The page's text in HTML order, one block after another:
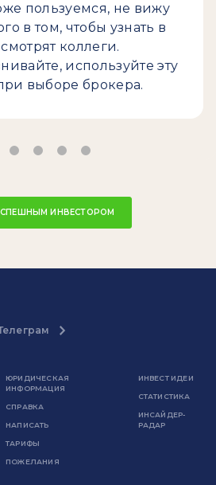
пользуемся, не вижу
в том, чтобы узнать в
коллеги.
используйте эту
выборе брокера.
ИНВЕСТОРОМ
ЮРИДИЧЕСКАЯ
ИНФОРМАЦИЯ
СПРАВКА
НАПИСАТЬ
ТАРИФЫ
ПОЖЕЛАНИЯ
ИНВЕСТ ИДЕИ
СТАТИСТИКА
ИНСАЙДЕР-
РАДАР